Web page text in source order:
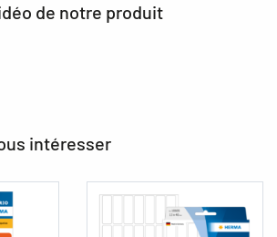
de notre produit
intéresser